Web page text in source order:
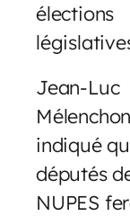
élections
Jean-Luc
indiqué
députés
NUPES